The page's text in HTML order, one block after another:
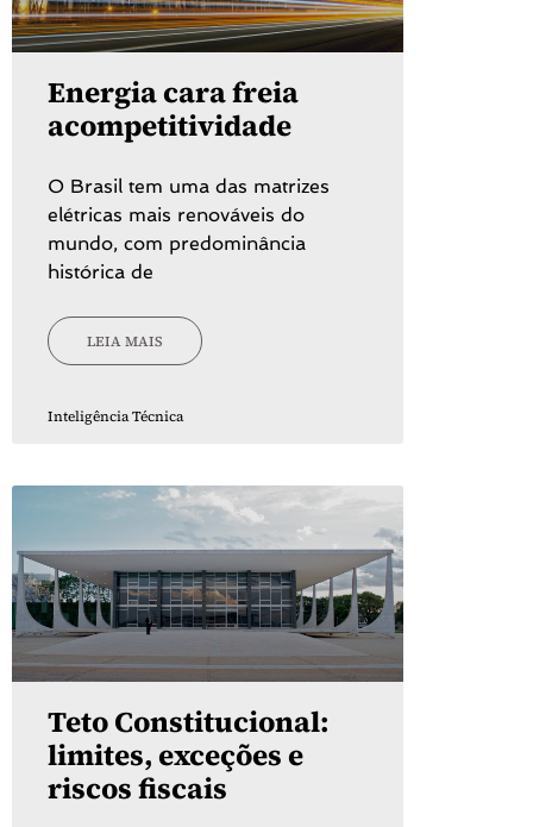
Energia cara freia
acompetitividade
O Brasil tem uma das matrizes
elétricas mais renováveis do
mundo, com predominância
histórica de
LEIA MAIS
Inteligência Técnica
Teto Constitucional:
limites, exceções e
riscos fiscais